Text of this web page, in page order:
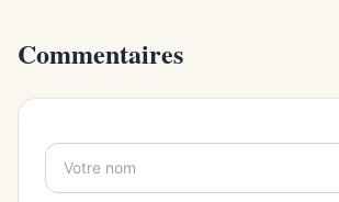
Commentaires